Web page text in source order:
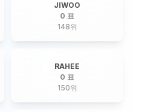
JIWOO
0 표
148위
RAHEE
0 표
150위